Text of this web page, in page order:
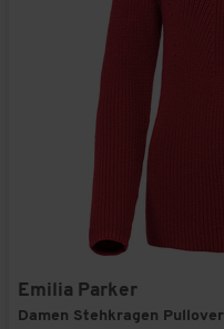
Emilia Parker
Damen Stehkragen Pullover